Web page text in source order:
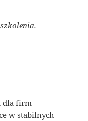
dla firm
w stabilnych